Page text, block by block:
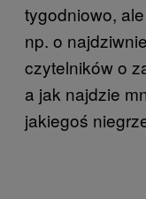
tygodniowo,
np. o
czytelników o
a jak najdzie
jakiegoś